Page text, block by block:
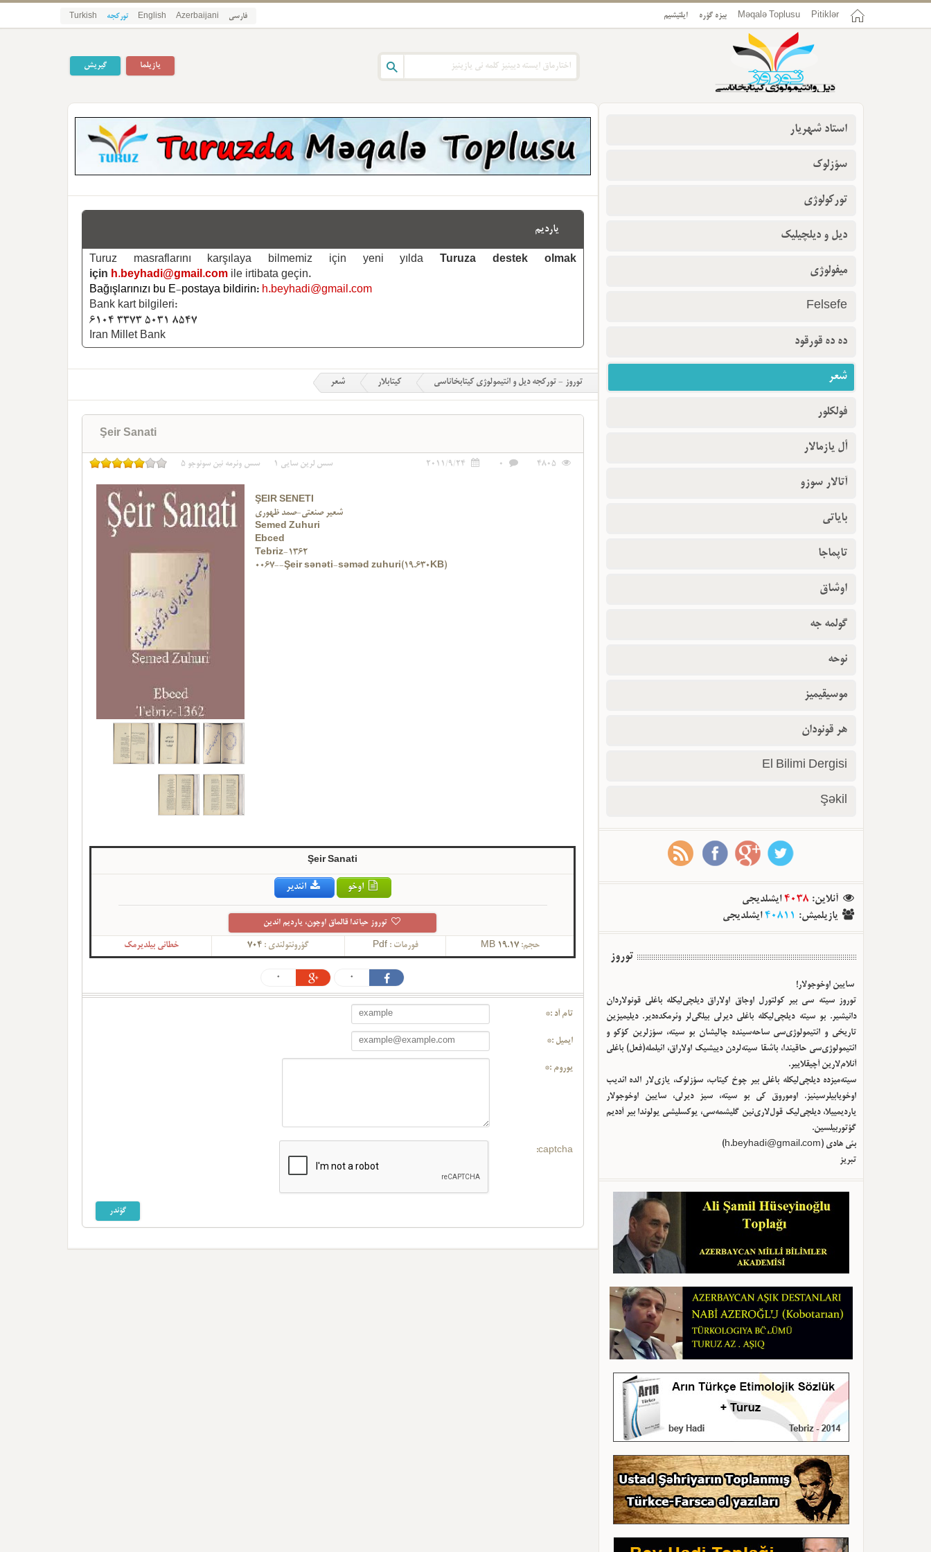
Pitiklər
Məqalə Toplusu بیزه گؤره ایلتیشیم فارسی Azerbaijani
English تورکجه Turkish
گیریش یازیلما
یاردیم
Turuz masraflarını karşılaya bilmemiz için yeni yılda
Turuza destek olmak
için h.beyhadi@gmail.com ile irtibata geçin.
Bağışlarınızı bu E-postaya bildirin: h.beyhadi@gmail.com
Bank kart bilgileri:
6104 3373 5031 8547
Iran Millet Bank
توروز - تورکجه دیل و ائتیمولوژی کیتابخاناسی کیتابلار شعر
Şeir Sanati
4805
0
2011/9/24 سس لرین سایی 1 سس وئرمه نین سونوجو 5
ŞEIR SENETI
شعیر صنعتی-صمد ظهوری
Semed Zuhuri
Ebced
Tebriz-1362
0067--Şeir sənəti-səməd zuhuri(19.630KB)
Şeir Sanati
اوخو ائندیر
توروز حیاتدا قالماق اوچون، یاردیم ائدین
حجم:19.17 MB فورمات :Pdf گؤرونتولندی : 704 خطانی بیلدیرمک
0
0
تام آد :*
ایمیل :*
یوروم :*
captcha:
استاد شهریار
سؤزلوک
تورکولوژی
دیل و دیلچیلیک
میفولوژی
Felsefe
ده ده قورقود
شعر
فولکلور
أل یازمالار
آتالار سوزو
بایاتی
تاپماجا
اوشاق
گولمه جه
نوحه
موسیقیمیز
هر قونودان
El Bilimi Dergisi
Şəkil
آنلاین:
4038ایشلدیجی
یازیلمیش:
40811ایشلدیجی
توروز
سایین اوخوجولار!
توروز سیته سی بیر کولتورل اوجاق اولا‌راق دیلچی‌لیکله باغلی قونولاردان
دانیشیر. بو سیته دیلچی‌لیکله باغلی دیرلی بیلگی‌لر وئرمکده‌دیر. دیلیمیزین
تاریخی و ائتیمولوژی‌سی ساحه‌سینده چالیشان بو سیته، سؤزلرین کؤکو و
ائتیمولوژی‌سی حاقیندا، باشقا سیته‌لردن دییشیک اولا‌راق، ائیلمله(فعل) باغلی
آنلام‌لارین آچیقلاییر.
سیته‌میزده دیلچی‌لیکله باغلی بیر چوخ کیتاب، سؤزلوک، یازی‌لار الده ائدیب
اوخویابیلرسینیز. اوموروق کی بو سیته، سیز دیرلی، سایین اوخوجولار
یاردیمییلا، دیلچی‌لیک قول‌لاری‌نین گلیشمه‌سی، یوکسلیشی یولوندا بیر آددیم
گؤتوربیلسین.
بئی هادی (h.beyhadi@gmail.com
)
تبریز